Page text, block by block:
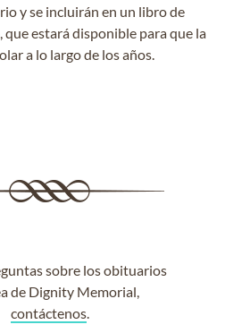
y se incluirán en un libro de
que estará disponible para que la
a lo largo de los años.
sobre los obituarios
de Dignity Memorial,
contáctenos.